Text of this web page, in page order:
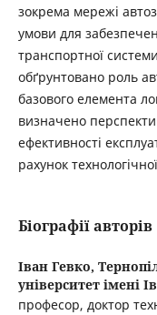
зокрема мережі
умови для
транспортної
обґрунтовано роль
базового елемента
визначено
ефективності
рахунок
Біографії авторів
Іван Гевко,
університет імені
професор, доктор